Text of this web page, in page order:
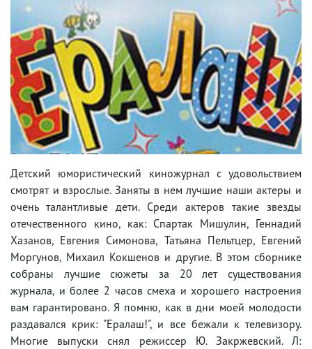
Детский юмористический киножурнал с удовольствием
смотрят и взрослые. Заняты в нем лучшие наши актеры и
очень талантливые дети. Среди актеров такие звезды
отечественного кино, как: Спартак Мишулин, Геннадий
Хазанов, Евгения Симонова, Татьяна Пельтцер, Евгений
Моргунов, Михаил Кокшенов и другие. В этом сборнике
собраны лучшие сюжеты за 20 лет существования
журнала, и более 2 часов смеха и хорошего настроения
вам гарантировано. Я помню, как в дни моей молодости
раздавался крик: "Ералаш!", и все бежали к телевизору.
Многие выпуски снял режиссер Ю. Закржевский. Л: